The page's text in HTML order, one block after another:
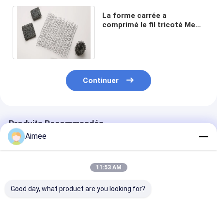
La forme carrée a
comprimé le fil tricoté Mesh
Continuer
Produits Recommandés
Aimee
11:53 AM
Good day, what product are you looking for?